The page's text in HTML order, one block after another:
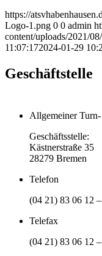
https://
Logo-1.png 0 0 admin
content/uploads/2021/
11:07:172024-01-29
Geschäftstelle
Allgemeiner
Geschäftsstelle:
Kästnerstraße 35
28279 Bremen
Telefon
(04 21) 83 06 12
Telefax
(04 21) 83 06 12